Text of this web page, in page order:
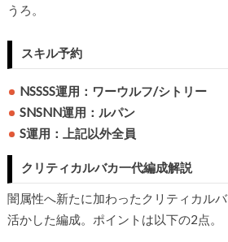
うろ。
スキル予約
NSSSS運用：ワーウルフ/シトリー
SNSNN運用：ルパン
S運用：上記以外全員
クリティカルバカ一代編成解説
闇属性へ新たに加わったクリティカル
活かした編成。ポイントは以下の2点。